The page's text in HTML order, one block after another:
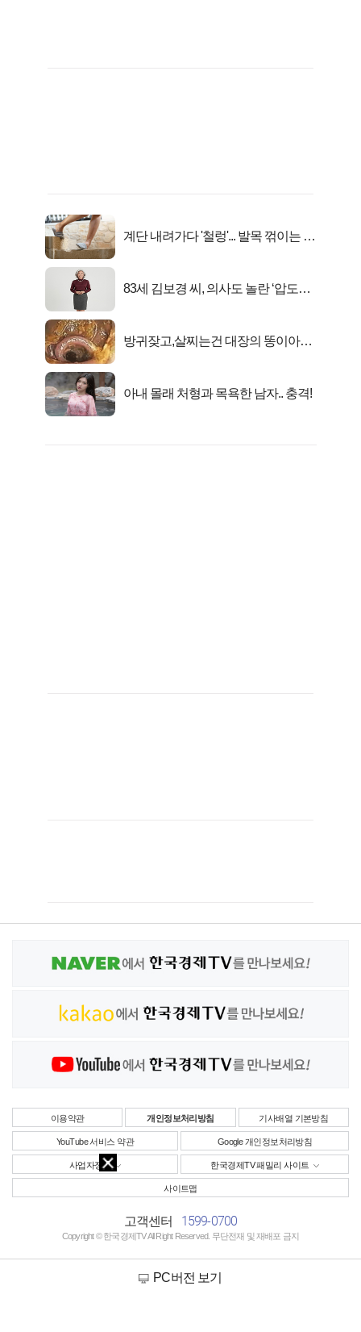
계단 내려가다 '철렁'... 발목 꺾이는 이
83세 김보경 씨, 의사도 놀란 ‘압도적
방귀잦고,살찌는건 대장의 똥이아니
아내 몰래 처형과 목욕한 남자.. 충격!
이용약관 개인정보처리방침 기사배열 기본방침
YouTube 서비스 약관 Google 개인정보처리방침
사업자정보 한국경제TV 패밀리 사이트
사이트맵
고객센터 1599-0700
Copyright © 한국경제TV All Right Reserved. 무단전재 및 재배포 금지
PC버전 보기